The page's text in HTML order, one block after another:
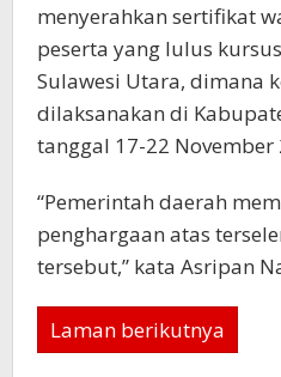
menyerahkan sertifikat
peserta yang lulus
Sulawesi Utara, dimana
dilaksanakan di
tanggal 17-22 November
“Pemerintah daerah
penghargaan atas
tersebut,” kata Asripan
Laman berikutnya